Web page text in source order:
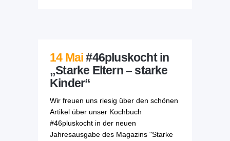
14 Mai #46pluskocht in
„Starke Eltern – starke
Kinder“
Wir freuen uns riesig über den schönen
Artikel über unser Kochbuch
#46pluskocht in der neuen
Jahresausgabe des Magazins "Starke